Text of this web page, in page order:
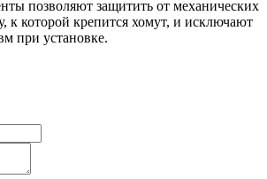
позволяют защитить от механических
к которой крепится хомут, и исключают
при установке.